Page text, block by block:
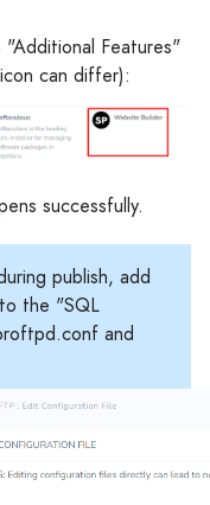
Features"
can differ):
successfully.
publish, add
the "SQL
and